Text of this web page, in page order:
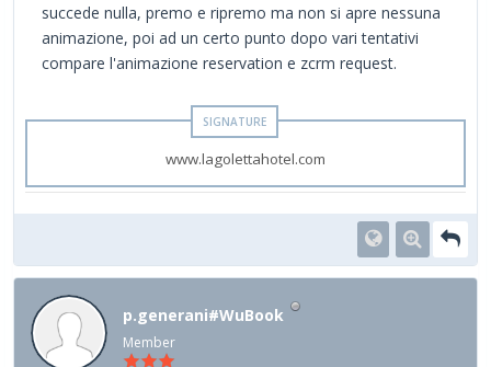
succede nulla, premo e ripremo ma non si apre nessuna
animazione, poi ad un certo punto dopo vari tentativi
compare l'animazione reservation e zcrm request.
www.lagolettahotel.com
p.generani#WuBook
Member